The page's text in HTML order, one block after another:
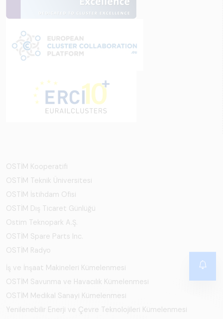
OSTİM Kooperatifi
OSTİM Teknik Üniversitesi
OSTİM İstihdam Ofisi
OSTİM Dış Ticaret Günlüğü
Ostim Teknopark A.Ş.
OSTİM Spare Parts Inc.
OSTİM Radyo
İş ve İnşaat Makineleri Kümelenmesi
OSTİM Savunma ve Havacılık Kümelenmesi
OSTİM Medikal Sanayi Kümelenmesi
Yenilenebilir Enerji ve Çevre Teknolojileri Kümelenmesi